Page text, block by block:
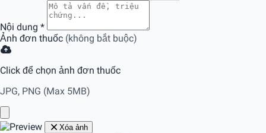
Nội dung *
Ảnh đơn thuốc (không bắt buộc)
Click để chọn ảnh đơn thuốc
JPG, PNG (Max 5MB)
Xóa ảnh